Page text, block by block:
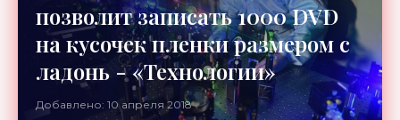
позволит записать 1000 DVD
на кусочек пленки размером с
ладонь - «Технологии»
Добавлено: 10 апреля 2018